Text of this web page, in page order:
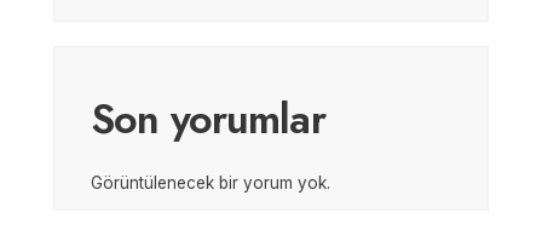
Son yorumlar
Görüntülenecek bir yorum yok.